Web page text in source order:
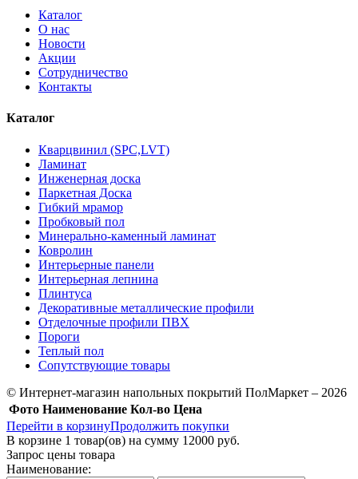
Каталог
О нас
Новости
Акции
Сотрудничество
Контакты
Каталог
Кварцвинил (SPC,LVT)
Ламинат
Инженерная доска
Паркетная Доска
Гибкий мрамор
Пробковый пол
Минерально-каменный ламинат
Ковролин
Интерьерные панели
Интерьерная лепнина
Плинтуса
Декоративные металлические профили
Отделочные профили ПВХ
Пороги
Теплый пол
Сопутствующие товары
© Интернет-магазин напольных покрытий ПолМаркет – 2026
Фото Наименование Кол-во Цена
Перейти в корзинуПродолжить покупки
В корзине 1 товар(ов) на сумму 12000 руб.
Запрос цены товара
Наименование: